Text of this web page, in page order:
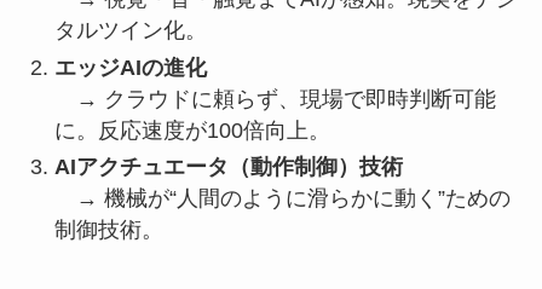
タルツイン化。
エッジAIの進化
→ クラウドに頼らず、現場で即時判断可能
に。反応速度が100倍向上。
AIアクチュエータ（動作制御）技術
→ 機械が“人間のように滑らかに動く”ための
制御技術。